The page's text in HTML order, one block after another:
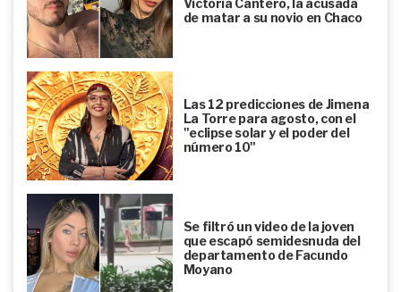
Victoria Cantero, la acusada
de matar a su novio en Chaco
Las 12 predicciones de Jimena
La Torre para agosto, con el
"eclipse solar y el poder del
número 10"
Se filtró un video de la joven
que escapó semidesnuda del
departamento de Facundo
Moyano